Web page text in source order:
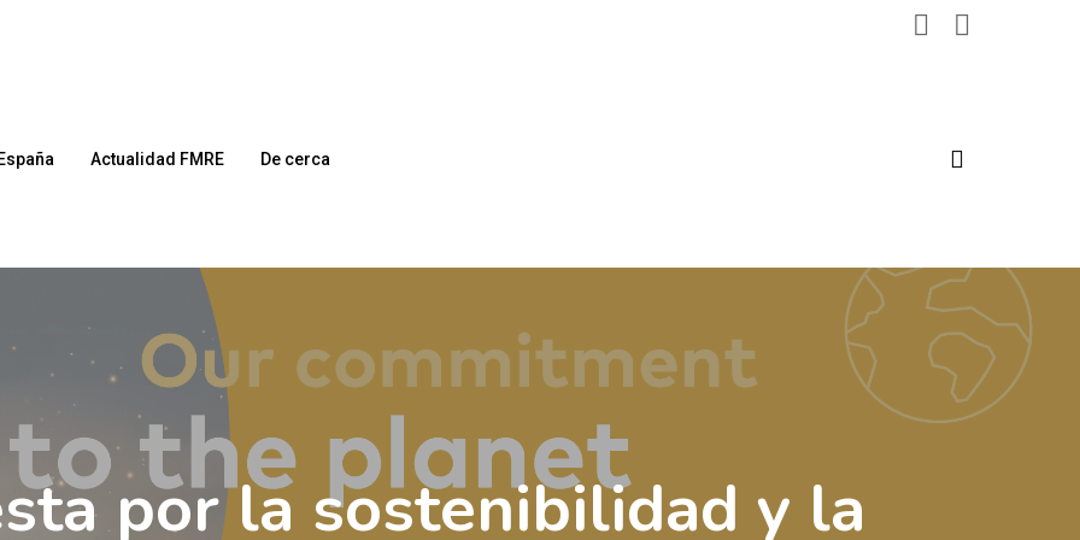
Actualidad FMRE De cerca
por la sostenibilidad y la